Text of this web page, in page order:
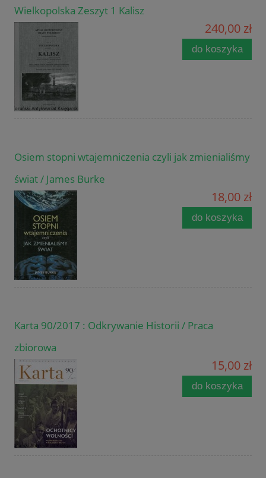
Wielkopolska Zeszyt 1 Kalisz
240,00 zł
do koszyka
Osiem stopni wtajemniczenia czyli jak zmienialiśmy
świat / James Burke
18,00 zł
do koszyka
Karta 90/2017 : Odkrywanie Historii / Praca
zbiorowa
15,00 zł
do koszyka